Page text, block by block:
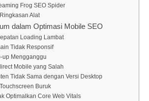
Frog SEO Spider
Alat
dalam Optimasi Mobile SEO
Loading Lambat
Tidak Responsif
up Mengganggu
Mobile yang Salah
Tidak Sama dengan Versi Desktop
Buruk
Optimalkan Core Web Vitals